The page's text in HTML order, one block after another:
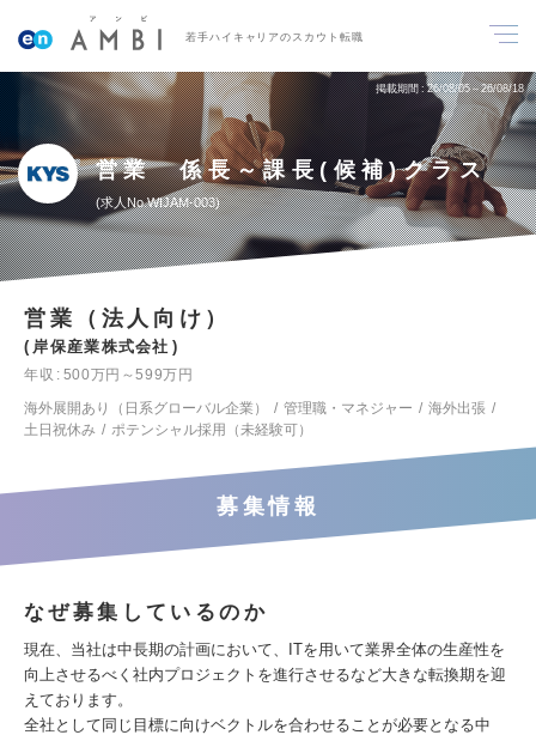
若手ハイキャリアのスカウト転職
掲載期間 26/08/05～26/08/18
営業 係長～課長(候補)クラス
求人No.WIJAM-003
営業（法人向け）
岸保産業株式会社
年収
500万円～599万円
海外展開あり（日系グローバル企業）
管理職・マネジャー
海外出張
土日祝休み
ポテンシャル採用（未経験可）
募集情報
なぜ募集しているのか
現在、当社は中長期の計画において、ITを用いて業界全体の生産性を
向上させるべく社内プロジェクトを進行させるなど大きな転換期を迎
えております。
全社として同じ目標に向けベクトルを合わせることが必要となる中